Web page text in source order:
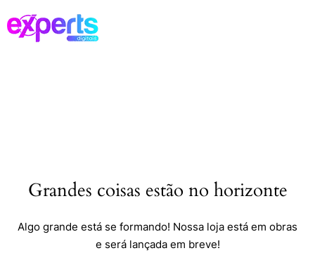
Grandes coisas estão no horizonte
Algo grande está se formando! Nossa loja está em obras
e será lançada em breve!